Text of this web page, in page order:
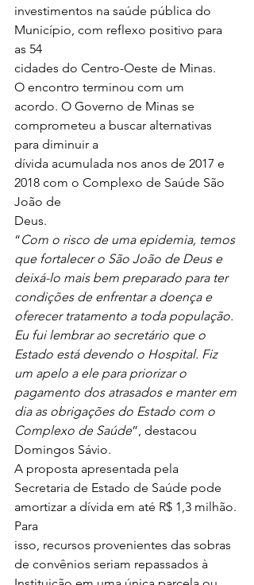
investimentos na saúde pública do
Município, com reflexo positivo para
as 54
cidades do Centro-Oeste de Minas.
O encontro terminou com um
acordo. O Governo de Minas se
comprometeu a buscar alternativas
para diminuir a
dívida acumulada nos anos de 2017 e
2018 com o Complexo de Saúde São
João de
Deus.
“Com o risco de uma epidemia, temos
que fortalecer o São João de Deus e
deixá-lo mais bem preparado para ter
condições de enfrentar a doença e
oferecer tratamento a toda população.
Eu fui lembrar ao secretário que o
Estado está devendo o Hospital. Fiz
um apelo a ele para priorizar o
pagamento dos atrasados e manter em
dia as obrigações do Estado com o
Complexo de Saúde”, destacou
Domingos Sávio.
A proposta apresentada pela
Secretaria de Estado de Saúde pode
amortizar a dívida em até R$ 1,3 milhão.
Para
isso, recursos provenientes das sobras
de convênios seriam repassados à